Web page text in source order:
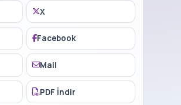
X
Facebook
Mail
PDF İndir